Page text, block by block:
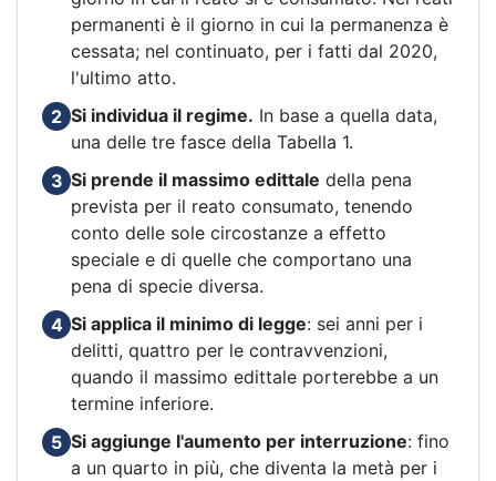
permanenti è il giorno in cui la permanenza è
cessata; nel continuato, per i fatti dal 2020,
l'ultimo atto.
2 Si individua il regime. In base a quella data,
una delle tre fasce della Tabella 1.
3 Si prende il massimo edittale della pena
prevista per il reato consumato, tenendo
conto delle sole circostanze a effetto
speciale e di quelle che comportano una
pena di specie diversa.
4 Si applica il minimo di legge: sei anni per i
delitti, quattro per le contravvenzioni,
quando il massimo edittale porterebbe a un
termine inferiore.
5 Si aggiunge l'aumento per interruzione: fino
a un quarto in più, che diventa la metà per i